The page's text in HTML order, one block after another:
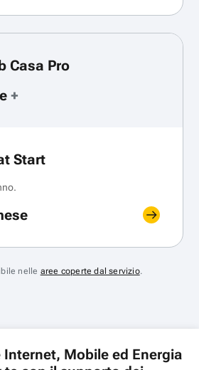
Casa Pro
+
Start
nelle aree coperte dal servizio.
Mobile ed Energia